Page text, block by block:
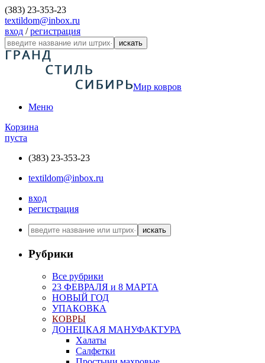
(383) 23-353-23
textildom@inbox.ru
вход /регистрация
искать
Мир ковров
Меню
Корзина
пуста
(383) 23-353-23
textildom@inbox.ru
вход
регистрация
искать
Рубрики
Все рубрики
23 ФЕВРАЛЯ и 8 МАРТА
НОВЫЙ ГОД
УПАКОВКА
КОВРЫ
ДОНЕЦКАЯ МАНУФАКТУРА
Халаты
Салфетки